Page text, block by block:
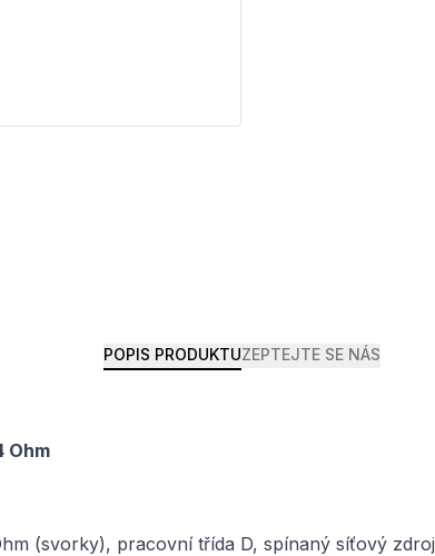
POPIS PRODUKTUZEPTEJTE SE NÁS
Ohm
(svorky), pracovní třída D, spínaný síťový zdroj